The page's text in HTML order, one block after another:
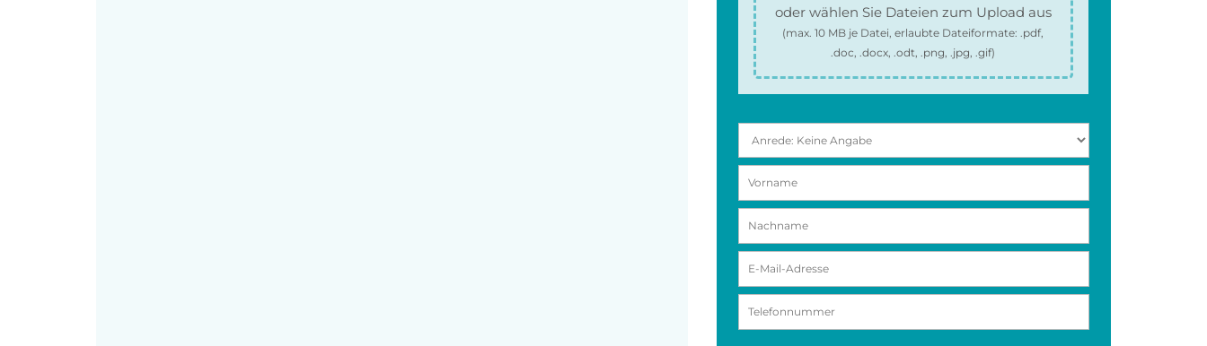
oder wählen Sie Dateien zum Upload aus
(max.10 MB je Datei, erlaubte Dateiformate:.pdf,
.doc, .docx, .odt, .png, .jpg, .gif)